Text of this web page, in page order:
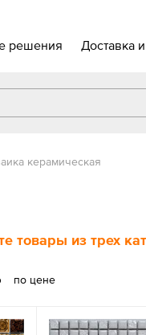
решения Доставка
керамическая
товары из трех
по цене